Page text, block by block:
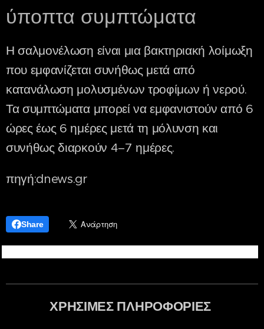
ύποπτα συμπτώματα
Η σαλμονέλωση είναι μια βακτηριακή λοίμωξη
που εμφανίζεται συνήθως μετά από
κατανάλωση μολυσμένων τροφίμων ή νερού.
Τα συμπτώματα μπορεί να εμφανιστούν από 6
ώρες έως 6 ημέρες μετά τη μόλυνση και
συνήθως διαρκούν 4–7 ημέρες.
πηγή:dnews.gr
Share
ΧΡΗΣΙΜΕΣ ΠΛΗΡΟΦΟΡΙΕΣ